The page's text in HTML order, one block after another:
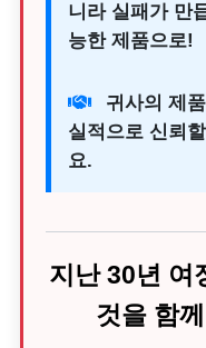
니라 실패가 만
능한 제품으로!
귀사의 제
실적으로 신뢰
요.
지난 30년 여
것을 함